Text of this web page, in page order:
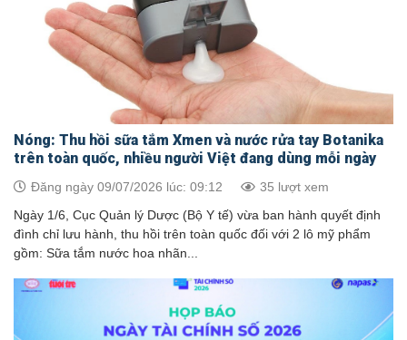
Nóng: Thu hồi sữa tắm Xmen và nước rửa tay Botanika
trên toàn quốc, nhiều người Việt đang dùng mỗi ngày
Đăng ngày 09/07/2026 lúc: 09:12 35 lượt xem
Ngày 1/6, Cục Quản lý Dược (Bộ Y tế) vừa ban hành quyết định
đình chỉ lưu hành, thu hồi trên toàn quốc đối với 2 lô mỹ phẩm
gồm: Sữa tắm nước hoa nhãn...